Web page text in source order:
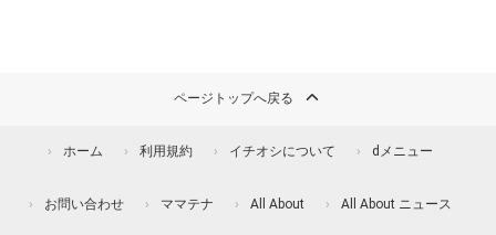
ページトップへ戻る
ホーム 利用規約 イチオシについて dメニュー
お問い合わせ ママテナ All About All About ニュース